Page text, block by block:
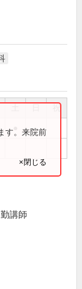
祝
す。来院前
×閉じる
講師